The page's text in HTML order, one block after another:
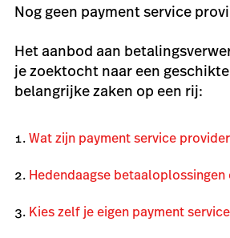
Nog geen payment service
Het aanbod aan
je zoektocht naar een
belangrijke zaken op een rij:
Wat zijn payment service
Hedendaagse
Kies zelf je eigen payment